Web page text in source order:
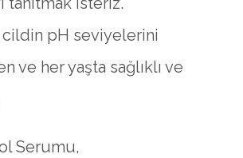
cildin pH seviyelerini
her yaşta sağlıklı ve
Serumu,